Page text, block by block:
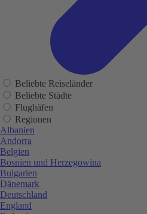
Beliebte Reiseländer
Beliebte Städte
Flughäfen
Regionen
Albanien
Andorra
Belgien
Bosnien und Herzegowina
Bulgarien
Dänemark
Deutschland
England